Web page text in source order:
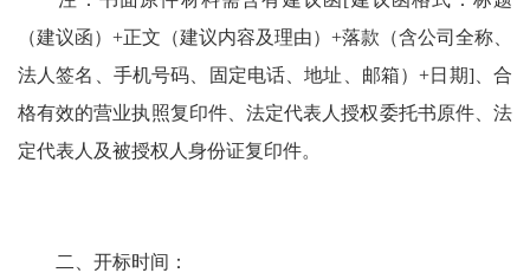
（建议函）+正文（建议内容及理由）+落款（含公司全称、
法人签名、手机号码、固定电话、地址、邮箱）+日期]、合
格有效的营业执照复印件、法定代表人授权委托书原件、法
定代表人及被授权人身份证复印件。
二、开标时间：